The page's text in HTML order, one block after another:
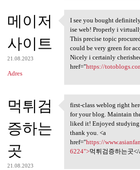
메이저
사이트
21.08.2023
Adres
I see you bought
I see you bought
ise web! Properly i
This precise topic
could be very green for
Nicely i certainly
href="https://
먹튀검
증하는
곳
21.08.2023
first-class weblog
first-class weblog right
for your blog. Maintain
liked it! Enjoyed
thank you. <a
href="https://
6224">먹튀검증하는곳</